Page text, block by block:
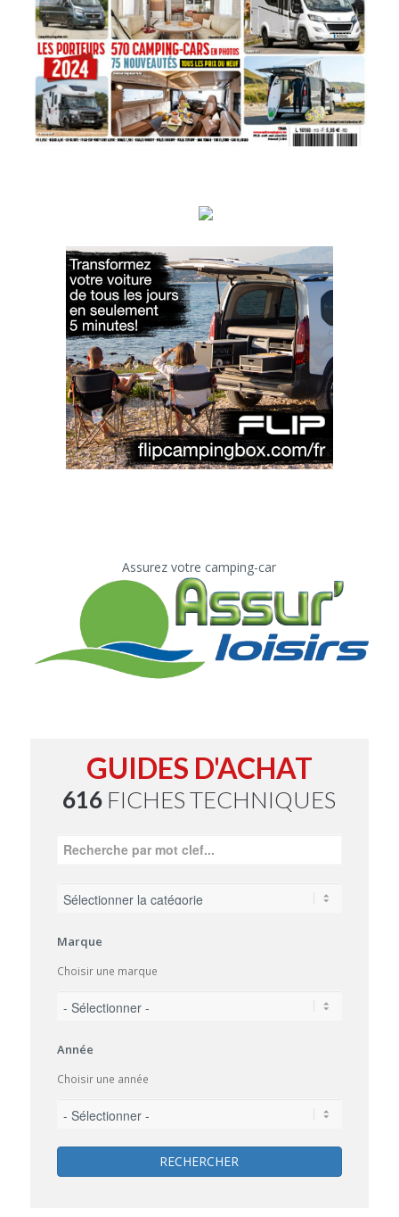
Assurez votre camping-car
GUIDES D'ACHAT
616 FICHES TECHNIQUES
Marque
Choisir une marque
Année
Choisir une année
RECHERCHER